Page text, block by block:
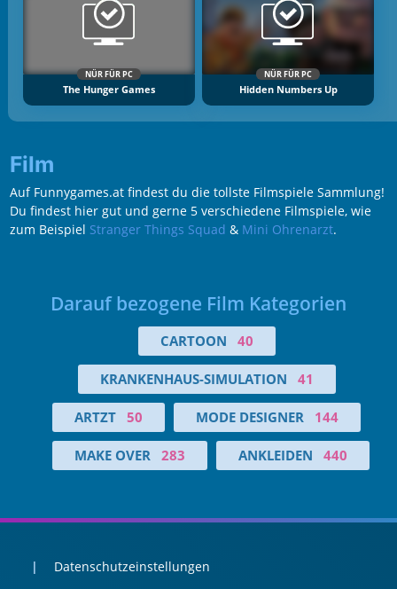
NÜR FÜR PC
The Hunger Games
NÜR FÜR PC
Hidden Numbers Up
Film
Auf Funnygames.at findest du die tollste Filmspiele Sammlung!
Du findest hier gut und gerne 5 verschiedene Filmspiele, wie
zum Beispiel Stranger Things Squad & Mini Ohrenarzt.
Darauf bezogene Film Kategorien
CARTOON 40
KRANKENHAUS-SIMULATION 41
ARTZT 50 MODE DESIGNER 144
MAKE OVER 283 ANKLEIDEN 440
Datenschutzeinstellungen